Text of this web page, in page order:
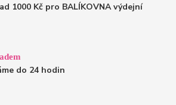
1000 Kč pro BALÍKOVNA výdejní
do 24 hodin